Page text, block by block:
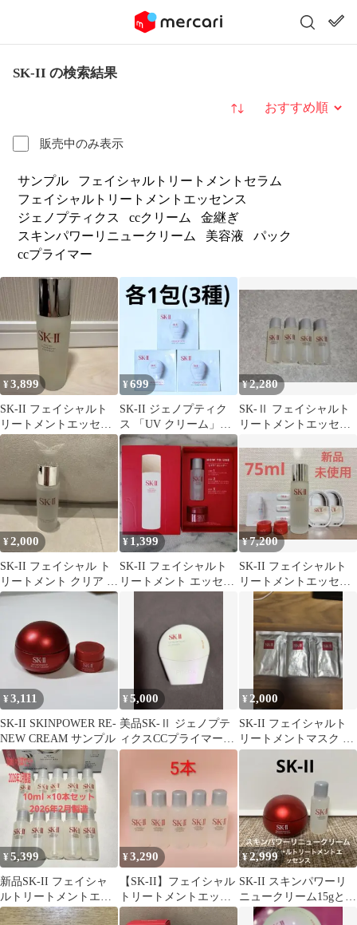
SK-II の検索結果
販売中のみ表示
並び替え
サンプル
フェイシャルトリートメントセラム
フェイシャルトリートメントエッセンス
ジェノプティクス
ccクリーム
金継ぎ
スキンパワーリニュークリーム
美容液
パック
ccプライマー
¥3,899
SK-II フェイシャルト
リートメントエッセン
ス 75ml
¥699
SK-II ジェノプティク
ス 「UV クリーム」
「CCプライマー 2種」
⑦◎
¥2,280
SK-Ⅱ フェイシャルト
リートメントエッセン
¥2,000
SK-II フェイシャル ト
リートメント クリア ロ
ーション 30mL
¥ 1,399
SK-II フェイシャルト
リートメント エッセン
¥7,200
SK-II フェイシャルト
リートメントエッセン
ス75ml 新品未使用
¥3,111
SK-II SKINPOWER RE-
NEW CREAM サンプル
¥5,000
美品SK-Ⅱ ジェノプテ
ィクスCCプライマーナ
チュラルベージュ
¥2,000
SK-II フェイシャルト
リートメントマスク 3
枚セット
¥5,399
新品SK-II フェイシャ
ルトリートメントエッ
センス 10ml×10本 化粧
¥3,290
【SK-II】フェイシャル
トリートメントエッセ
ンス
¥2,999
SK-II スキンパワーリ
ニュークリーム15gとお
まけ